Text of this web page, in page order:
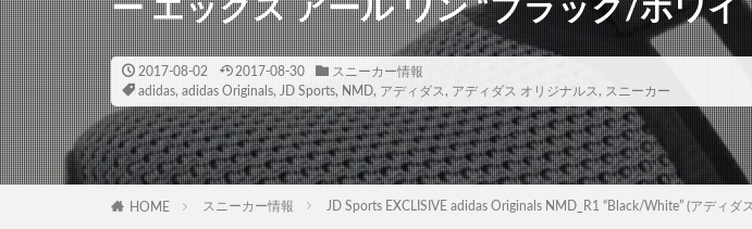
ー エックス アール ワン “ブラック/ホワイ
2017-08-02 2017-08-30
スニーカー情報
adidas, adidas Originals, JD Sports, NMD, アディダス, アディダス オリジナルス , スニーカー
HOME スニーカー情報 JD Sports EXCLISIVE adidas Originals NMD_R1 “Black/White” (アディ